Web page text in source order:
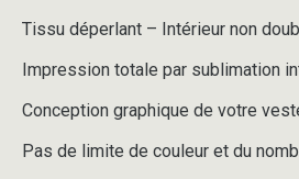
Tissu déperlant – Intérieur non
Impression totale par sublimation
Conception graphique de votre
Pas de limite de couleur et du